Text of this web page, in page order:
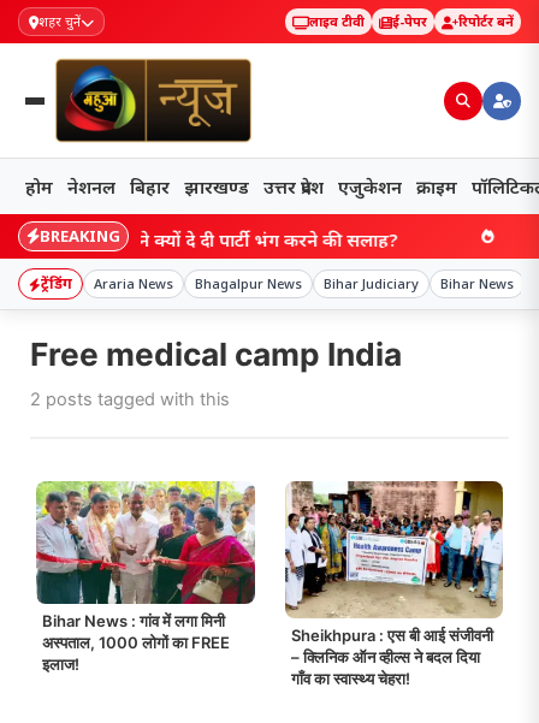
शहर चुनें लाइव टीवी ई-पेपर रिपोर्टर बनें
होम नेशनल बिहार झारखण्ड उत्तर प्रदेश एजुकेशन क्राइम
BREAKING
हुसैन ने क्यों दे दी पार्टी भंग करने की सलाह?
ट्रेंडिंग Araria News Bhagalpur News Bihar Judiciary Bihar News
Free medical camp India
2 posts tagged with this
Bihar News : गांव में लगा मिनी
अस्पताल, 1000 लोगों का FREE
इलाज!
Sheikhpura : एस बी आई संजीवनी
– क्लिनिक ऑन व्हील्स ने बदल दिया
गाँव का स्वास्थ्य चेहरा!